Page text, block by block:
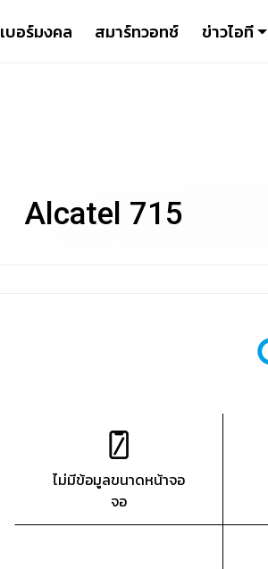
เบอร์มงคล สมาร์ทวอทช์ ข่าวไอที
Alcatel 715
ไม่มีข้อมูลขนาดหน้าจอ
จอ